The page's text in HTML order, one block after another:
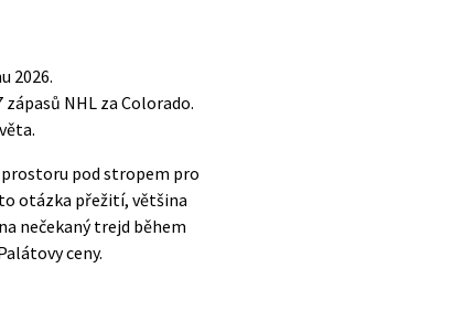
2026.
NHL za Colorado.
pod stropem pro
otázka přežití, většina
nečekaný trejd během
ceny.